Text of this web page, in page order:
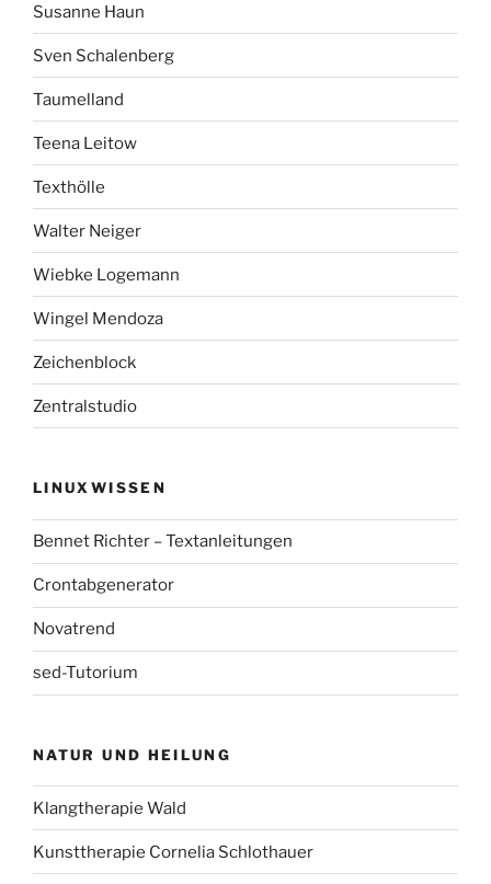
Susanne Haun
Sven Schalenberg
Taumelland
Teena Leitow
Texthölle
Walter Neiger
Wiebke Logemann
Wingel Mendoza
Zeichenblock
Zentralstudio
LINUXWISSEN
Bennet Richter – Textanleitungen
Crontabgenerator
Novatrend
sed-Tutorium
NATUR UND HEILUNG
Klangtherapie Wald
Kunsttherapie Cornelia Schlothauer